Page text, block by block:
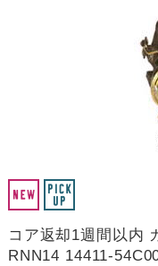
コア返却1週間以内
RNN14 14411-